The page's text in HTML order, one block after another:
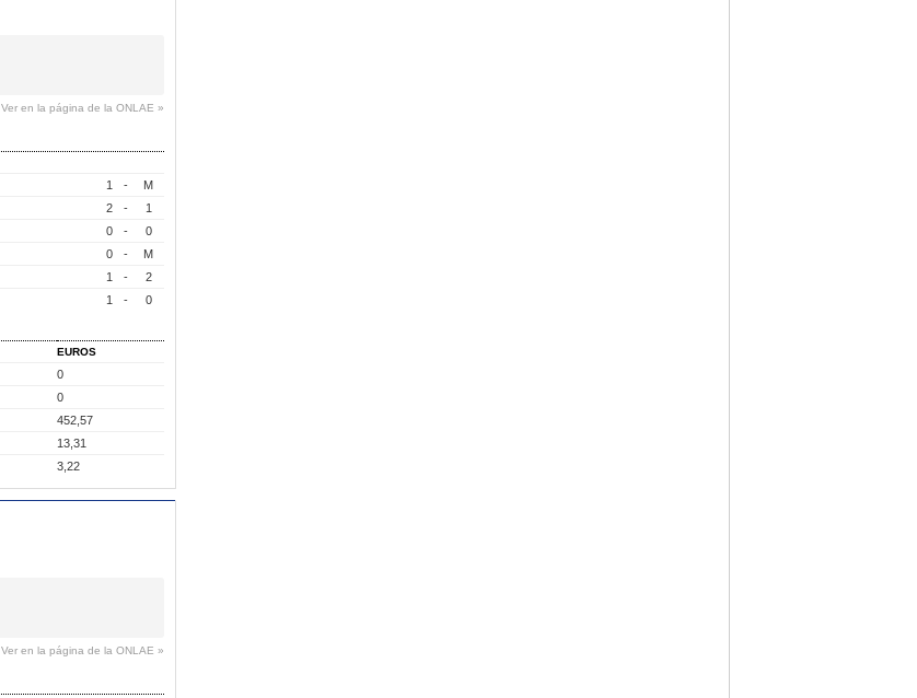
Ver en la página de la ONLAE »
1 -
M
2 -
1
0 -
0
0 -
M
1 -
2
1 - 0
EUROS
0
0
452,57
13,31
3,22
Ver en la página de la ONLAE »